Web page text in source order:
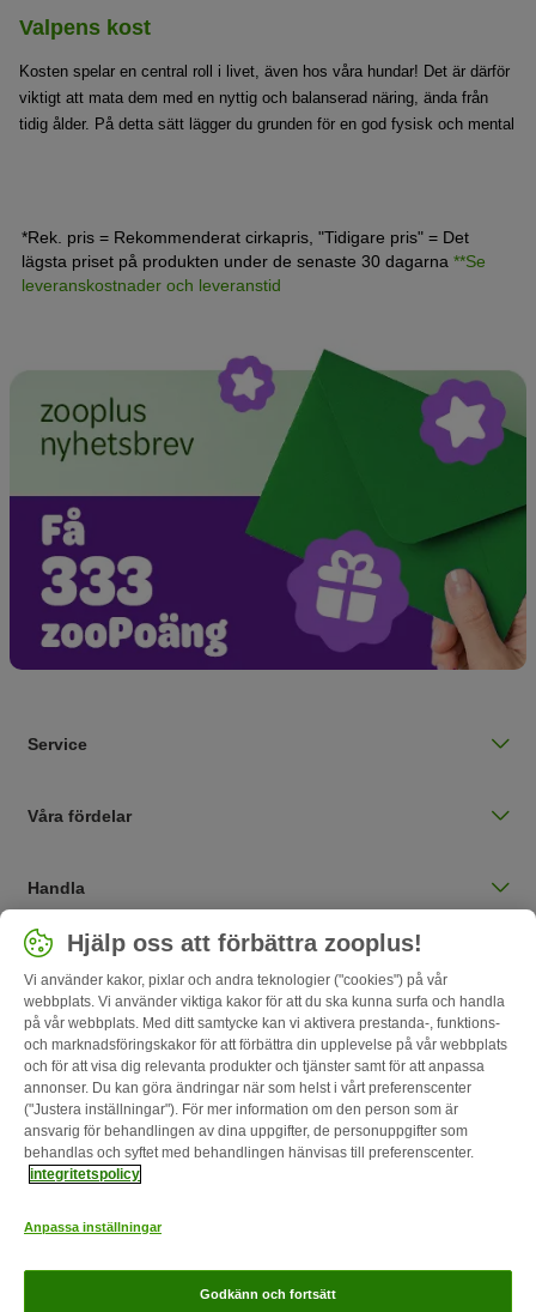
Valpens kost
Kosten spelar en central roll i livet, även hos våra hundar! Det är därför
viktigt att mata dem med en nyttig och balanserad näring, ända från
tidig ålder. På detta sätt lägger du grunden för en god fysisk och mental
*Rek. pris = Rekommenderat cirkapris, "Tidigare pris" = Det
lägsta priset på produkten under de senaste 30 dagarna **Se
leveranskostnader och leveranstid
Service
Våra fördelar
Handla
Välj land
Sverige / SE
Follow zooplus
Om oss Karriär Corporate Website Om företaget
Villkor
Betalningssätt Leverans Dataskydd
Hjälp oss att förbättra zooplus!
Vi använder kakor, pixlar och andra teknologier ("cookies") på vår
webbplats. Vi använder viktiga kakor för att du ska kunna surfa och handla
på vår webbplats. Med ditt samtycke kan vi aktivera prestanda-, funktions-
och marknadsföringskakor för att förbättra din upplevelse på vår webbplats
och för att visa dig relevanta produkter och tjänster samt för att anpassa
annonser. Du kan göra ändringar när som helst i vårt preferenscenter
("Justera inställningar"). För mer information om den person som är
ansvarig för behandlingen av dina uppgifter, de personuppgifter som
behandlas och syftet med behandlingen hänvisas till preferenscenter.
integritetspolicy
Anpassa inställningar
Godkänn och fortsätt